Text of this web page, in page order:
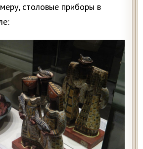
столовые приборы в